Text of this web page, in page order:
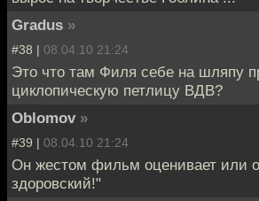
Gradus »
#38 | 08.04.10 21:24
Это что там Филя себе на шляпу
циклопическую петлицу ВДВ?
Oblomov »
#39 | 08.04.10 21:24
Он жестом фильм оценивает или
здоровский!"